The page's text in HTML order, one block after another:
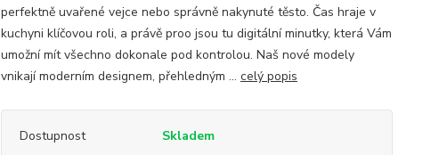
perfektně uvařené vejce nebo správně nakynuté těsto. Čas hraje v
kuchyni klíčovou roli, a právě proo jsou tu digitální minutky, která Vám
umožní mít všechno dokonale pod kontrolou. Naš nové modely
vnikají moderním designem, přehledným ... celý popis
Dostupnost Skladem